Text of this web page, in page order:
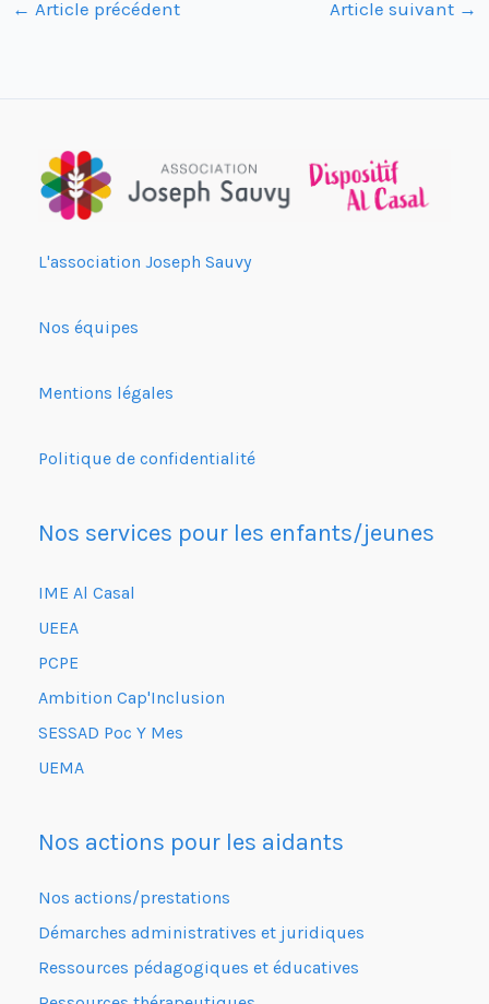
← Article précédent Article suivant →
L'association Joseph Sauvy
Nos équipes
Mentions légales
Politique de confidentialité
Nos services pour les enfants/jeunes
IME Al Casal
UEEA
PCPE
Ambition Cap'Inclusion
SESSAD Poc Y Mes
UEMA
Nos actions pour les aidants
Nos actions/prestations
Démarches administratives et juridiques
Ressources pédagogiques et éducatives